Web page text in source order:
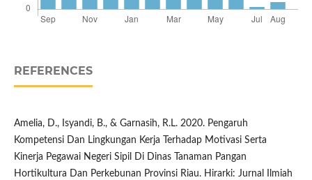
REFERENCES
Amelia, D., Isyandi, B., & Garnasih, R.L. 2020. Pengaruh
Kompetensi Dan Lingkungan Kerja Terhadap Motivasi Serta
Kinerja Pegawai Negeri Sipil Di Dinas Tanaman Pangan
Hortikultura Dan Perkebunan Provinsi Riau. Hirarki: Jurnal Ilmiah